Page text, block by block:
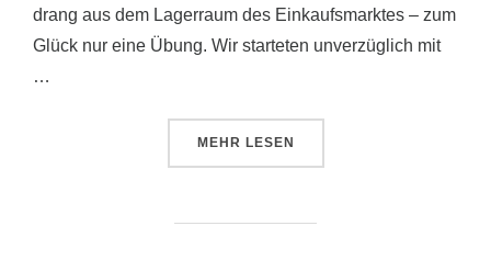
drang aus dem Lagerraum des Einkaufsmarktes – zum
Glück nur eine Übung. Wir starteten unverzüglich mit
…
MEHR ÜBER „FEUER IM REWE
LESEN